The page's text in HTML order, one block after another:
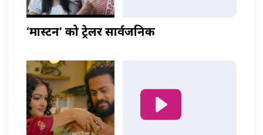
‘मास्टर्नी’ को ट्रेलर सार्वजनिक